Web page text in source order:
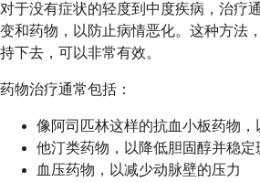
对于没有症状的轻度到中度疾病，治疗
变和药物，以防止病情恶化。这种方法
持下去，可以非常有效。
药物治疗通常包括：
像阿司匹林这样的抗血小板药物，
他汀类药物，以降低胆固醇并稳定
血压药物，以减少动脉壁的压力